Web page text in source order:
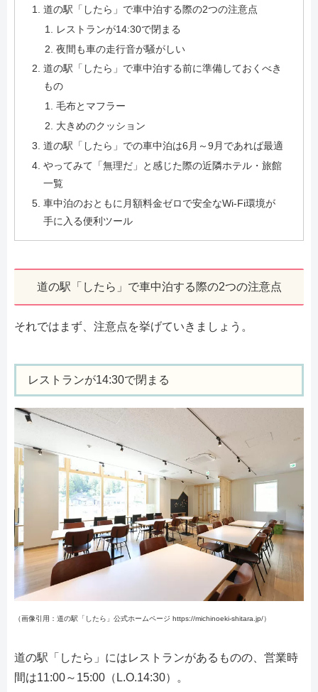
道の駅「したら」で車中泊する際の2つの注意点
レストランが14:30で閉まる
夜間も車の走行音が騒がしい
道の駅「したら」で車中泊する前に準備しておくべき
もの
毛布とマフラー
大きめのクッション
道の駅「したら」での車中泊は6月～9月であれば最適
やってみて「無理だ」と感じた際の近隣ホテル・旅館
一覧
車中泊のおともに月額料金ゼロで安全なWi-Fi環境が
手に入る便利ツール
道の駅「したら」で車中泊する際の2つの注意点
それではまず、注意点を挙げていきましょう。
レストランが14:30で閉まる
（画像引用：道の駅「したら」公式ホームページ https://michinoeki-shitara.jp/）
道の駅「したら」にはレストランがあるものの、営業時
間は11:00～15:00（L.O.14:30）。